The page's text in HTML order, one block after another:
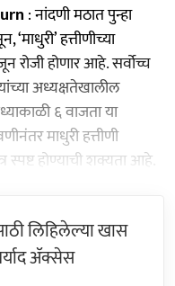
: नांदणी मठात पुन्हा
हत्तीणीच्या
रोजी होणार आहे. सर्वोच्च
अध्यक्षतेखालील
६ वाजता या
माधुरी हत्तीणी
स्पष्ट होण्याची शक्यता आहे.
लिहिलेल्या खास
ॲक्सेस